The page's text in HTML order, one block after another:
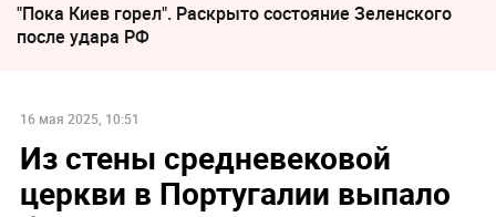
"Пока Киев горел". Раскрыто состояние Зеленского
после удара РФ
16 мая 2025, 10:51
Из стены средневековой
церкви в Португалии выпало